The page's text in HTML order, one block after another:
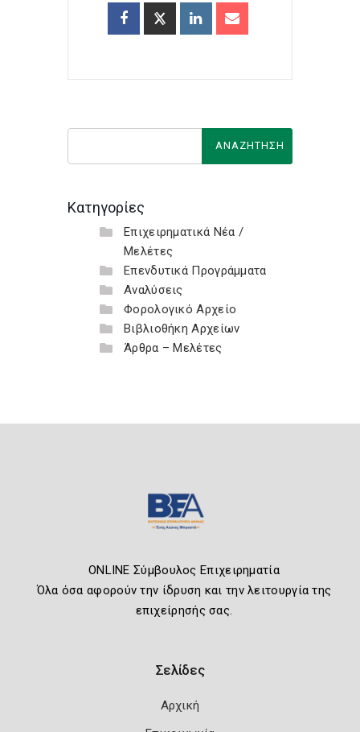
Κατηγορίες
Επιχειρηματικά Νέα /
Μελέτες
Επενδυτικά Προγράμματα
Αναλύσεις
Φορολογικό Αρχείο
Βιβλιοθήκη Αρχείων
Άρθρα – Μελέτες
ONLINE Σύμβουλος Επιχειρηματία
Όλα όσα αφορούν την ίδρυση και την λειτουργία της
επιχείρησής σας.
Σελίδες
Αρχική